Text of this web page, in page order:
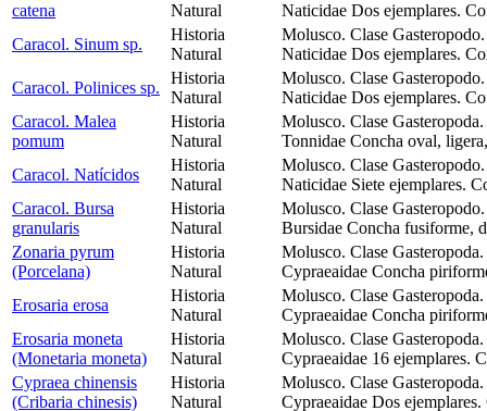
catena
Natural
Naticidae Dos ejemplares.
Caracol. Sinum sp.
Historia
Natural
Molusco. Clase
Naticidae Dos ejemplares.
Caracol. Polinices sp.
Historia
Natural
Molusco. Clase
Naticidae Dos ejemplares.
Caracol. Malea
pomum
Historia
Natural
Molusco. Clase
Tonnidae Concha oval,
Caracol. Natícidos
Historia
Natural
Molusco. Clase
Naticidae Siete ejemplares.
Caracol. Bursa
granularis
Historia
Natural
Molusco. Clase
Bursidae Concha fusiforme,
Zonaria pyrum
(Porcelana)
Historia
Natural
Molusco. Clase
Cypraeaidae Concha
Erosaria erosa
Historia
Natural
Molusco. Clase
Cypraeaidae Concha
Erosaria moneta
(Monetaria moneta)
Historia
Natural
Molusco. Clase
Cypraeaidae 16 ejemplares.
Cypraea chinensis
(Cribaria chinesis)
Historia
Natural
Molusco. Clase
Cypraeaidae Dos